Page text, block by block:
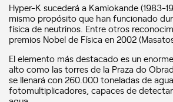
Hyper-K sucederá a Kamiokande (1983-
mismo propósito que han funcionado
física de neutrinos. Entre otros
premios Nobel de Física en 2002
El elemento más destacado es un
alto como las torres de la Praza do
se llenará con 260.000 toneladas de
fotomultiplicadores, capaces de